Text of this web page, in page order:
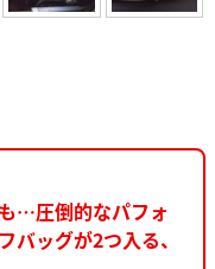
…圧倒的なパフォ
バッグが2つ入る、